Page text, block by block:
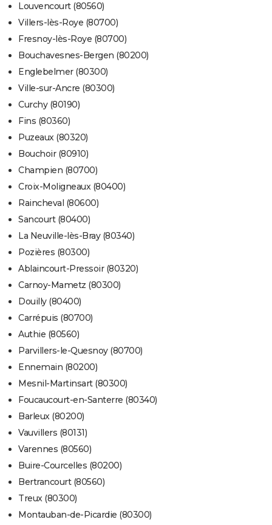
Louvencourt (80560)
Villers-lès-Roye (80700)
Fresnoy-lès-Roye (80700)
Bouchavesnes-Bergen (80200)
Englebelmer (80300)
Ville-sur-Ancre (80300)
Curchy (80190)
Fins (80360)
Puzeaux (80320)
Bouchoir (80910)
Champien (80700)
Croix-Moligneaux (80400)
Raincheval (80600)
Sancourt (80400)
La Neuville-lès-Bray (80340)
Pozières (80300)
Ablaincourt-Pressoir (80320)
Carnoy-Mametz (80300)
Douilly (80400)
Carrépuis (80700)
Authie (80560)
Parvillers-le-Quesnoy (80700)
Ennemain (80200)
Mesnil-Martinsart (80300)
Foucaucourt-en-Santerre (80340)
Barleux (80200)
Vauvillers (80131)
Varennes (80560)
Buire-Courcelles (80200)
Bertrancourt (80560)
Treux (80300)
Montauban-de-Picardie (80300)